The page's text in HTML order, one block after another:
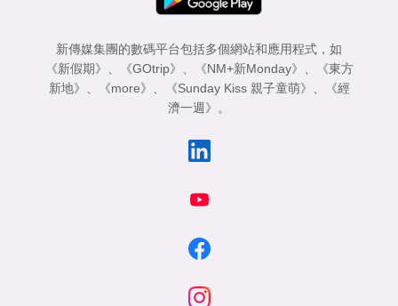
新傳媒集團的數碼平台包括多個網站和應用程式，如
《新假期》 、 《GOtrip》 、 《NM+新Monday》 、
《東方
新地》 、 《more》 、 《Sunday Kiss 親子童萌》 、
《經
濟一週》 。